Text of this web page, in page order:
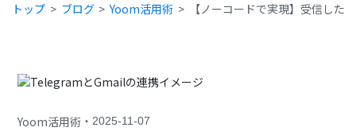
トップ ブログ Yoom活用術 【ノーコードで実現】受信し
Yoom活用術 ・2025-11-07